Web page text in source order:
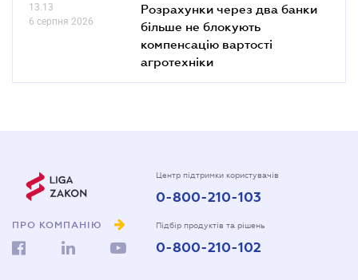
13.13
6 серпня 2026
Розрахунки через два банки
більше не блокують
компенсацію вартості
агротехніки
ПРО КОМПАНІЮ
Центр підтримки користувачів
0-800-210-103
Підбір продуктів та рішень
0-800-210-102